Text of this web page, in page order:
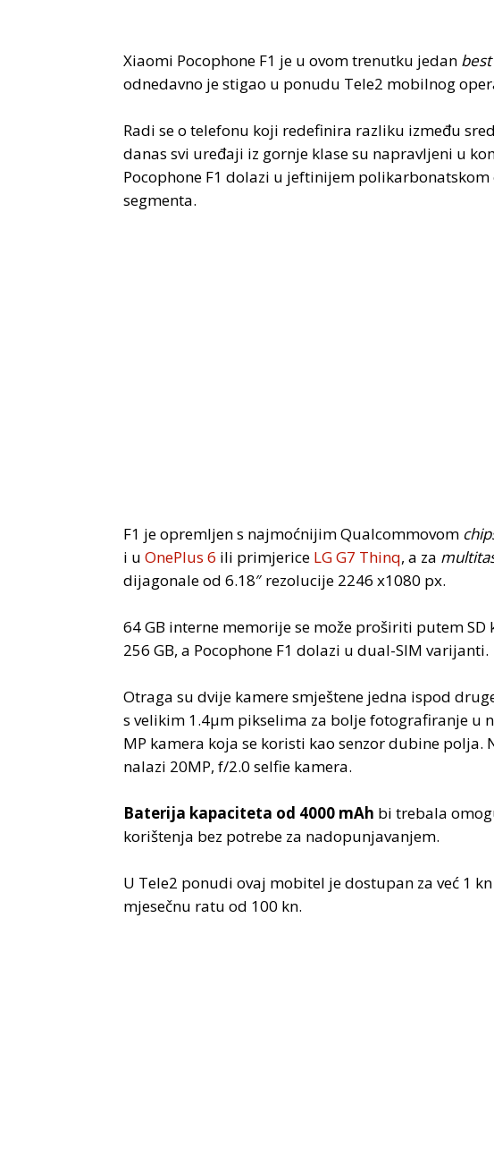
Xiaomi Pocophone F1 je u ovom trenutku jedan
odnedavno je stigao u ponudu Tele2 mobilnog
Radi se o telefonu koji redefinira razliku između
danas svi uređaji iz gornje klase su napravljeni u
Pocophone F1 dolazi u jeftinijem
segmenta.
F1 je opremljen s najmoćnijim Qualcommovom
i u OnePlus 6 ili primjerice LG G7 Thinq, a za
dijagonale od 6.18″ rezolucije 2246 x1080 px.
64 GB interne memorije se može proširiti putem
256 GB, a Pocophone F1 dolazi u dual-SIM varijanti.
Otraga su dvije kamere smještene jedna ispod
s velikim 1.4µm pikselima za bolje fotografiranje u
MP kamera koja se koristi kao senzor dubine polja.
nalazi 20MP, f/2.0 selfie kamera.
Baterija kapaciteta od 4000 mAh bi trebala
korištenja bez potrebe za nadopunjavanjem.
U Tele2 ponudi ovaj mobitel je dostupan za već 1
mjesečnu ratu od 100 kn.